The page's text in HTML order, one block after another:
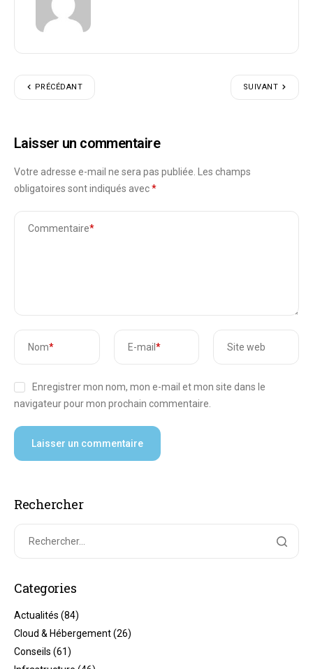
PRÉCÉDANT SUIVANT
Laisser un commentaire
Votre adresse e-mail ne sera pas publiée.
Les champs
obligatoires sont indiqués avec*
Commentaire*
Nom* E-mail * Site web
Enregistrer mon nom, mon e-mail et mon site dans le
navigateur pour mon prochain commentaire.
Rechercher
Categories
Actualités (84)
Cloud & Hébergement(26)
Conseils (61)